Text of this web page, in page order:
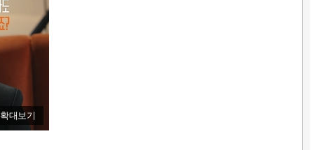
확대보기